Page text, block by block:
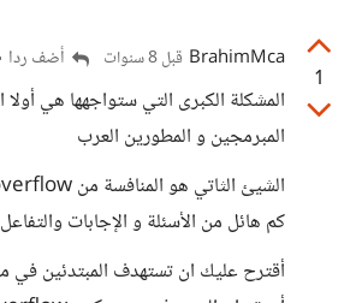
1
BrahimMca قبل 8 سنوات أضف ردا
المشكلة الكبرى التي ستواجهها هي
المبرمجين و المطورين العرب
كم هائل من الأسئلة و الإجابات
أقترح عليك ان تستهدف المبتدئين في